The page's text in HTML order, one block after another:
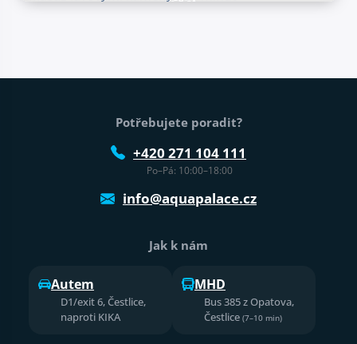
Patička webu
Potřebujete poradit?
+420 271 104 111
Po–Pá: 10:00–18:00
info@aquapalace.cz
Jak k nám
Autem
D1/exit 6, Čestlice,
naproti KIKA
MHD
Bus 385 z Opatova,
Čestlice (7–10 min)